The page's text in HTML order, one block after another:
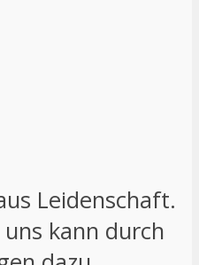
Leidenschaft.
uns kann durch